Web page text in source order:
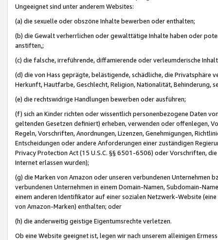
Ungeeignet sind unter anderem Websites:
(a) die sexuelle oder obszöne Inhalte bewerben oder enthalten;
(b) die Gewalt verherrlichen oder gewalttätige Inhalte haben oder
anstiften,;
(c) die falsche, irreführende, diffamierende oder verleumderische
(d) die von Hass geprägte, belästigende, schädliche, die Privatsphäre
Herkunft, Hautfarbe, Geschlecht, Religion, Nationalität, Behinderung,
(e) die rechtswidrige Handlungen bewerben oder ausführen;
(f) sich an Kinder richten oder wissentlich personenbezogene Daten
geltenden Gesetzen definiert) erheben, verwenden oder offenlegen,
Regeln, Vorschriften, Anordnungen, Lizenzen, Genehmigungen,
Entscheidungen oder andere Anforderungen einer zuständigen
Privacy Protection Act (15 U.S.C. §§ 6501-6506) oder Vorschriften,
Internet erlassen wurden);
(g) die Marken von Amazon oder unseren verbundenen Unternehmen
verbundenen Unternehmen in einem Domain-Namen, Subdomain-
einem anderen Identifikator auf einer sozialen Netzwerk-Website
von Amazon-Marken) enthalten; oder
(h) die anderweitig geistige Eigentumsrechte verletzen.
Ob eine Website geeignet ist, legen wir nach unserem alleinigen